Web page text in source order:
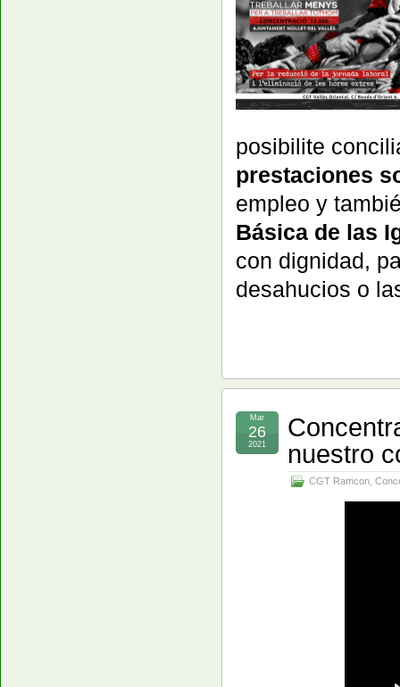
posibilite
prestaciones
empleo y
Básica de las
con dignidad,
desahucios o
nuestro
CGT Ramcon
Mar
26
2021